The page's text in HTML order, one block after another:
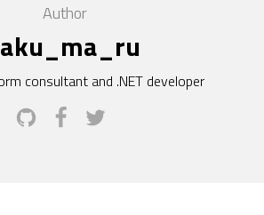
Author
consultant and .NET developer